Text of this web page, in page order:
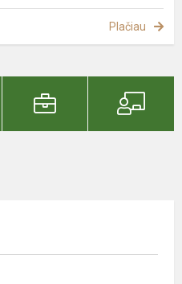
Plačiau